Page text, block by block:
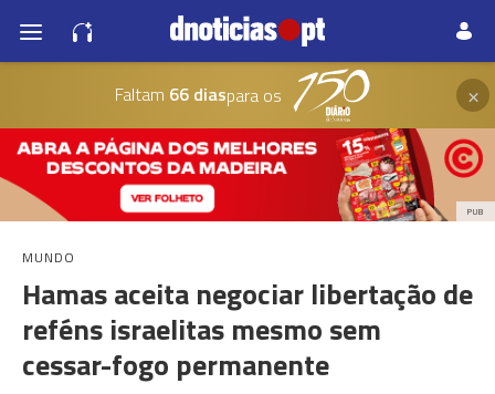
Faltam 66 diaspara os ×
PUB
MUNDO
Hamas aceita negociar libertação de
reféns israelitas mesmo sem
cessar-fogo permanente